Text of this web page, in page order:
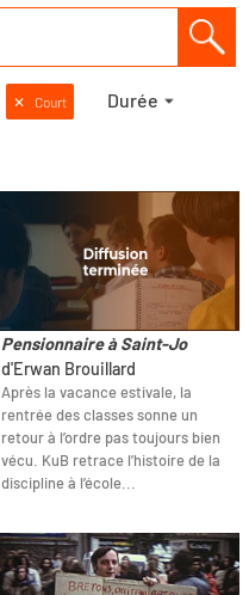
✕ Court Durée
Pensionnaire à Saint-Jo
d'Erwan Brouillard
Après la vacance estivale, la
rentrée des classes sonne un
retour à l’ordre pas toujours bien
vécu. KuB retrace l’histoire de la
discipline à l’école...